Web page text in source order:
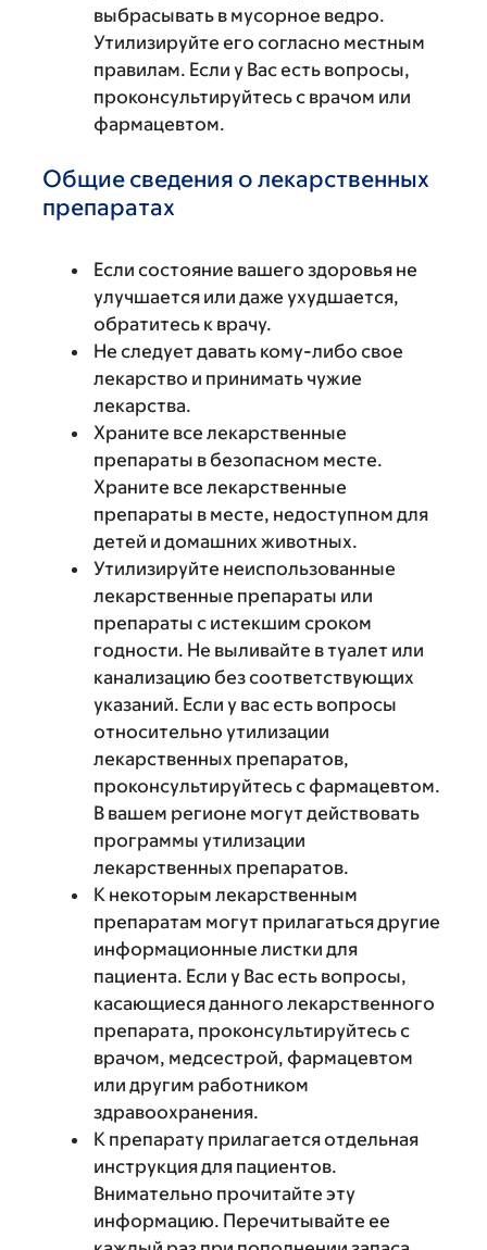
выбрасывать в мусорное ведро.
Утилизируйте его согласно местным
правилам. Если у Вас есть вопросы,
проконсультируйтесь с врачом или
фармацевтом.
Общие сведения о лекарственных
препаратах
Если состояние вашего здоровья не
улучшается или даже ухудшается,
обратитесь к врачу.
Не следует давать кому-либо свое
лекарство и принимать чужие
лекарства.
Храните все лекарственные
препараты в безопасном месте.
Храните все лекарственные
препараты в месте, недоступном для
детей и домашних животных.
Утилизируйте неиспользованные
лекарственные препараты или
препараты с истекшим сроком
годности. Не выливайте в туалет или
канализацию без соответствующих
указаний. Если у вас есть вопросы
относительно утилизации
лекарственных препаратов,
проконсультируйтесь с фармацевтом.
В вашем регионе могут действовать
программы утилизации
лекарственных препаратов.
К некоторым лекарственным
препаратам могут прилагаться другие
информационные листки для
пациента. Если у Вас есть вопросы,
касающиеся данного лекарственного
препарата, проконсультируйтесь с
врачом, медсестрой, фармацевтом
или другим работником
здравоохранения.
К препарату прилагается отдельная
инструкция для пациентов.
Внимательно прочитайте эту
информацию. Перечитывайте ее